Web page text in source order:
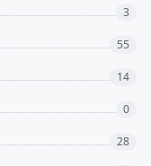
3
55
14
0
28